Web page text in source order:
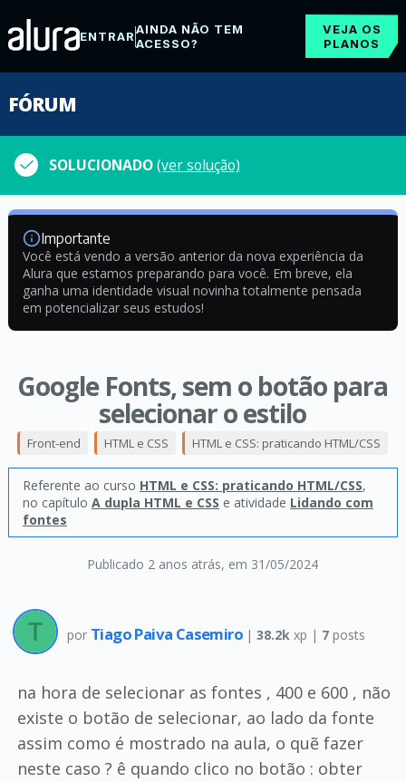
ENTRARAINDA NÃO TEM
ACESSO?
VEJA OS
PLANOS
FÓRUM
SOLUCIONADO(ver solução)
Importante
Você está vendo a versão anterior da nova experiência da
Alura que estamos preparando para você. Em breve, ela
ganha uma identidade visual novinha totalmente pensada
em potencializar seus estudos!
Google Fonts, sem o botão para
selecionar o estilo
Publicado 2 anos atrás, em 31/05/2024
Front-end HTML e CSS HTML e CSS: praticando HTML/CSS
Referente ao curso HTML e CSS: praticando HTML/CSS,
no capítulo A dupla HTML e CSS e atividade Lidando com
fontes
por Tiago Paiva Casemiro |38.2k xp | 7 posts
na hora de selecionar as fontes , 400 e 600 , não
existe o botão de selecionar, ao lado da fonte
assim como é mostrado na aula, o quẽ fazer
neste caso ? ê quando clico no botão : obter